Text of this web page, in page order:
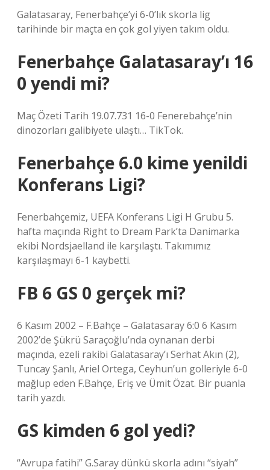
Galatasaray, Fenerbahçe’yi 6-0’lık skorla lig
tarihinde bir maçta en çok gol yiyen takım oldu.
Fenerbahçe Galatasaray’ı 16
0 yendi mi?
Maç Özeti Tarih 19.07.731 16-0 Fenerebahçe’nin
dinozorları galibiyete ulaştı… TikTok.
Fenerbahçe 6.0 kime yenildi
Konferans Ligi?
Fenerbahçemiz, UEFA Konferans Ligi H Grubu 5.
hafta maçında Right to Dream Park’ta Danimarka
ekibi Nordsjaelland ile karşılaştı. Takımımız
karşılaşmayı 6-1 kaybetti.
FB 6 GS 0 gerçek mi?
6 Kasım 2002 – F.Bahçe – Galatasaray 6:0 6 Kasım
2002’de Şükrü Saraçoğlu’nda oynanan derbi
maçında, ezeli rakibi Galatasaray’ı Serhat Akın (2),
Tuncay Şanlı, Ariel Ortega, Ceyhun’un golleriyle 6-0
mağlup eden F.Bahçe, Eriş ve Ümit Özat. Bir puanla
tarih yazdı.
GS kimden 6 gol yedi?
“Avrupa fatihi” G.Saray dünkü skorla adını “siyah”